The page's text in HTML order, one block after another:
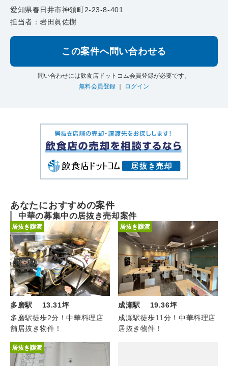
愛知県春日井市神領町2-23-8-401
担当者：岩田眞佐樹
この案件へ問い合わせる
問い合わせには飲食店ドットコム会員登録が必要です。
無料会員登録
ログイン
あなたにおすすめの案件
中華の募集中の居抜き売却案件
居抜き譲渡
多磨駅 13.31坪
多磨駅徒歩2分！中華料理店
舗居抜き物件！
居抜き譲渡
成瀬駅 19.36坪
成瀬駅徒歩11分！中華料理店
居抜き物件！
居抜き譲渡